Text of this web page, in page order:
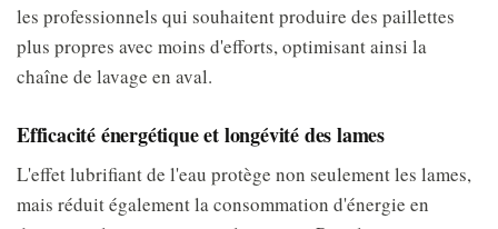
les professionnels qui souhaitent produire des paillettes
plus propres avec moins d'efforts, optimisant ainsi la
chaîne de lavage en aval.
Efficacité énergétique et longévité des lames
L'effet lubrifiant de l'eau protège non seulement les lames,
mais réduit également la consommation d'énergie en